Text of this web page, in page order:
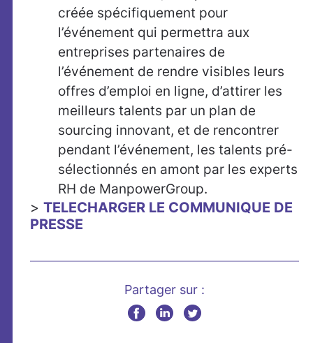
créée spécifiquement pour
l’événement qui permettra aux
entreprises partenaires de
l’événement de rendre visibles leurs
offres d’emploi en ligne, d’attirer les
meilleurs talents par un plan de
sourcing innovant, et de rencontrer
pendant l’événement, les talents pré-
sélectionnés en amont par les experts
RH de ManpowerGroup.
> TELECHARGER LE COMMUNIQUE DE
PRESSE
Partager sur :